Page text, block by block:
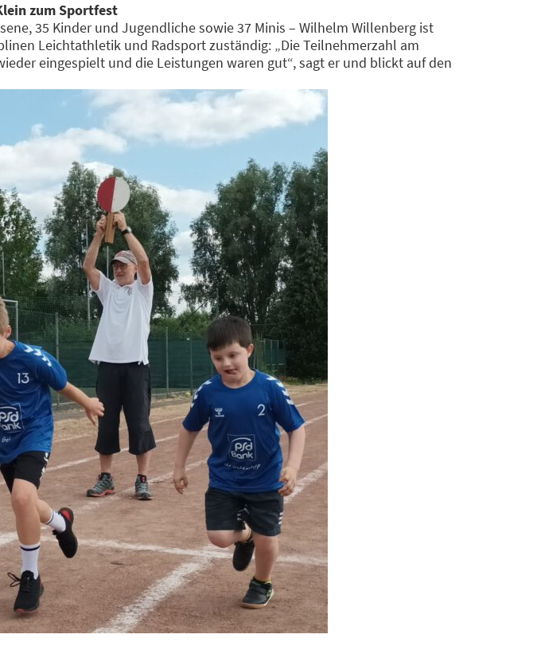
zum Sportfest
35 Kinder und Jugendliche sowie 37 Minis – Wilhelm Willenberg ist
Leichtathletik und Radsport zuständig: „Die Teilnehmerzahl am
eingespielt und die Leistungen waren gut“, sagt er und blickt auf den